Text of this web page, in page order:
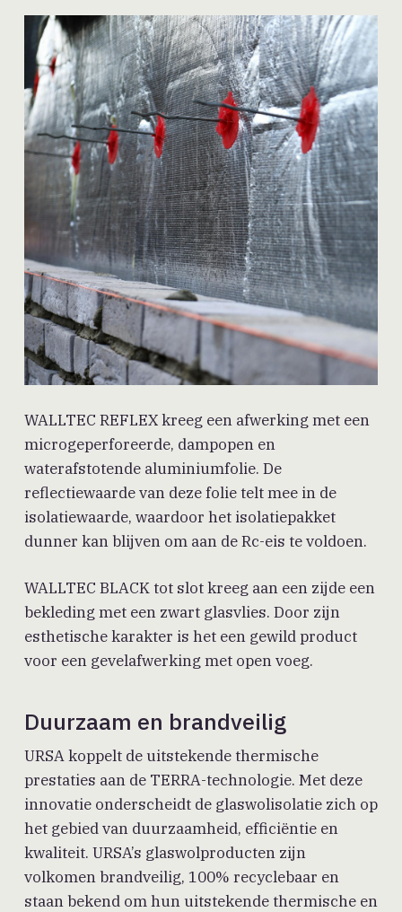
WALLTEC REFLEX kreeg een afwerking met een
microgeperforeerde, dampopen en
waterafstotende aluminiumfolie. De
reflectiewaarde van deze folie telt mee in de
isolatiewaarde, waardoor het isolatiepakket
dunner kan blijven om aan de Rc-eis te voldoen.
WALLTEC BLACK tot slot kreeg aan een zijde een
bekleding met een zwart glasvlies. Door zijn
esthetische karakter is het een gewild product
voor een gevelafwerking met open voeg.
Duurzaam en brandveilig
URSA koppelt de uitstekende thermische
prestaties aan de TERRA-technologie. Met deze
innovatie onderscheidt de glaswolisolatie zich op
het gebied van duurzaamheid, efficiëntie en
kwaliteit. URSA’s glaswolproducten zijn
volkomen brandveilig, 100% recyclebaar en
staan bekend om hun uitstekende thermische en